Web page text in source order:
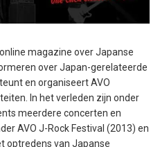
magazine over Japanse
over Japan-gerelateerde
en organiseert AVO
In het verleden zijn onder
meerdere concerten en
AVO J-Rock Festival (2013) en
optredens van Japanse